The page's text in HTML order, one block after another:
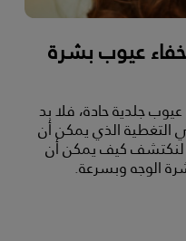
عيوب بشرة
جلدية حادة، فلا بد
التغطية الذي يمكن أن
لنكتشف كيف يمكن أن
الوجه وبسرعة.